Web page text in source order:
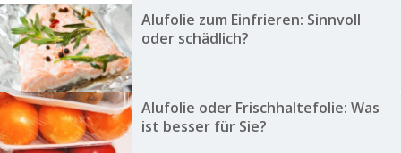
Alufolie zum Einfrieren: Sinnvoll
oder schädlich?
Alufolie oder Frischhaltefolie: Was
ist besser für Sie?